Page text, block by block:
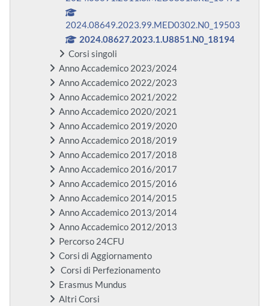
2024.08649.2023.99.MED0302.N0_19503
2024.08627.2023.1.U8851.N0_18194
Corsi singoli
Anno Accademico 2023/2024
Anno Accademico 2022/2023
Anno Accademico 2021/2022
Anno Accademico 2020/2021
Anno Accademico 2019/2020
Anno Accademico 2018/2019
Anno Accademico 2017/2018
Anno Accademico 2016/2017
Anno Accademico 2015/2016
Anno Accademico 2014/2015
Anno Accademico 2013/2014
Anno Accademico 2012/2013
Percorso 24CFU
Corsi di Aggiornamento
Corsi di Perfezionamento
Erasmus Mundus
Altri Corsi